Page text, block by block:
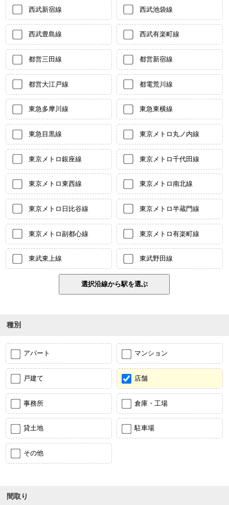
西武新宿線 西武池袋線
西武豊島線 西武有楽町線
都営三田線 都営新宿線
都営大江戸線 都電荒川線
東急多摩川線 東急東横線
東急目黒線 東京メトロ丸ノ内線
東京メトロ銀座線 東京メトロ千代田線
東京メトロ東西線 東京メトロ南北線
東京メトロ日比谷線 東京メトロ半蔵門線
東京メトロ副都心線 東京メトロ有楽町線
東武東上線 東武野田線
種別
アパート マンション
戸建て 店舗
事務所 倉庫・工場
貸土地 駐車場
その他
間取り